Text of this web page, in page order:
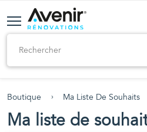
Boutique Ma Liste De Souhaits
Ma liste de